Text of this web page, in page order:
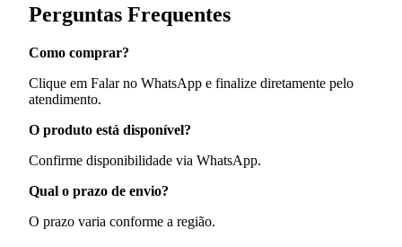
Perguntas Frequentes
Como comprar?
Clique em Falar no WhatsApp e finalize diretamente pelo
atendimento.
O produto está disponível?
Confirme disponibilidade via WhatsApp.
Qual o prazo de envio?
O prazo varia conforme a região.